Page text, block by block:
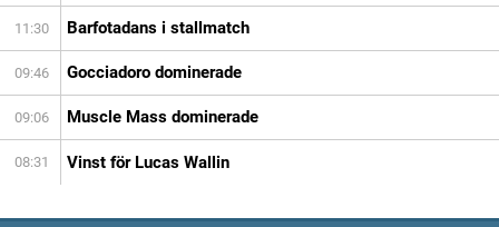
11:30 Barfotadans i stallmatch
09:46 Gocciadoro dominerade
09:06 Muscle Mass dominerade
08:31 Vinst för Lucas Wallin